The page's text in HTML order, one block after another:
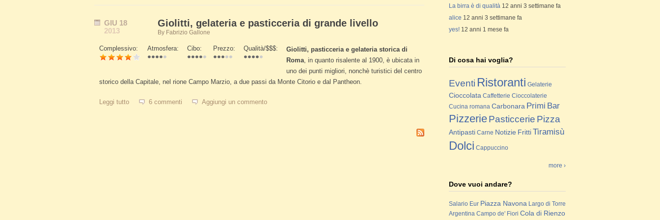
GIU 18
2013
Giolitti, gelateria e pasticceria di grande livello
By Fabrizio Gallone
Schede Verticali
Complessivo: Atmosfera: Cibo: Prezzo: Qualità/$$$:
Giolitti, pasticceria e gelateria storica di
Roma, in quanto risalente al 1900, è ubicata in
uno dei punti migliori, nonchè turistici del centro
storico della Capitale, nel rione Campo Marzio, a due passi da Monte Citorio e dal Pantheon.
Leggi tutto su Giolitti, gelateria e pasticceria di grande livello
6 commenti Aggiungi un commento
La birra è di qualità 12 anni 3 settimane fa
alice 12 anni 3 settimane fa
yes! 12 anni 1 mese fa
Di cosa hai voglia?
Eventi Ristoranti Gelaterie
Cioccolata Caffetterie Cioccolaterie
Cucina romana Carbonara Primi Bar
PizzeriePasticcerie Pizza
Antipasti Carne Notizie FrittiTiramisù
Dolci Cappuccino
more ›
Dove vuoi andare?
Salario Eur Piazza Navona Largo di Torre
Argentina Campo de' Fiori Cola di Rienzo